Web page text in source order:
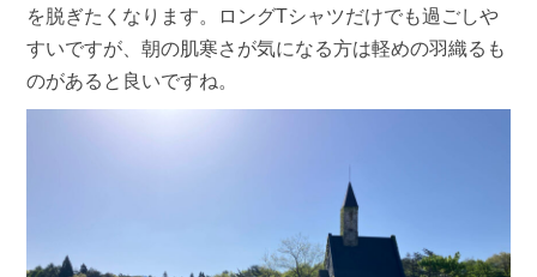
を脱ぎたくなります。ロングTシャツだけでも過ごしや
すいですが、朝の肌寒さが気になる方は軽めの羽織るも
のがあると良いですね。